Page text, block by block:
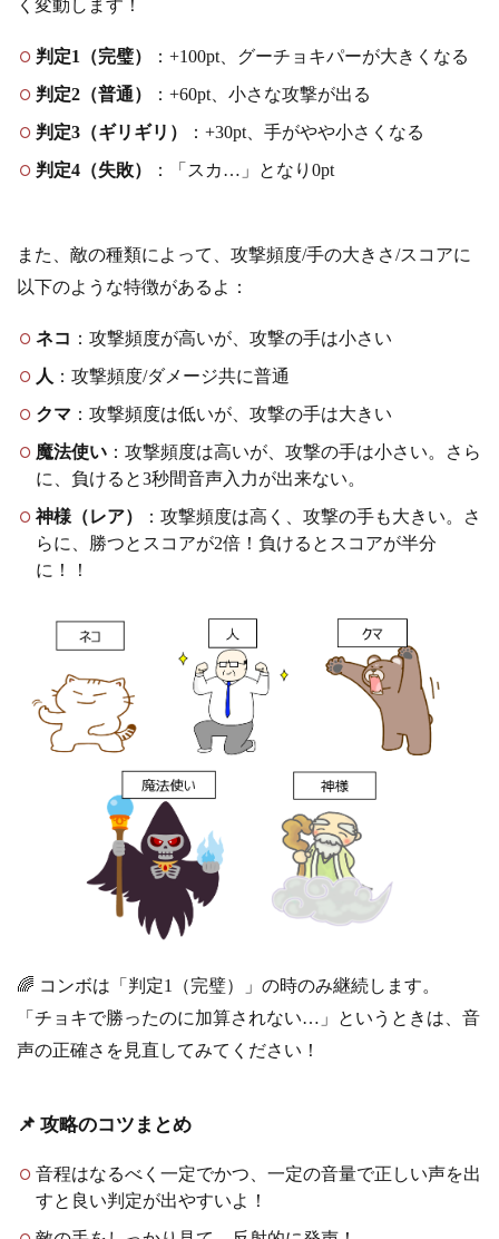
く変動します！
判定1（完璧）
：+100pt、グーチョキパーが大きくなる
判定2（普通）
：+60pt、小さな攻撃が出る
判定3（ギリギリ）
：+30pt、手がやや小さくなる
判定4（失敗）
：「スカ…」となり0pt
また、敵の種類によって、攻撃頻度/手の大きさ/スコアに
以下のような特徴があるよ：
ネコ ：攻撃頻度が高いが、攻撃の手は小さい
人 ：攻撃頻度/ダメージ共に普通
クマ ：攻撃頻度は低いが、攻撃の手は大きい
魔法使い ：攻撃頻度は高いが、攻撃の手は小さい。さら
に、負けると3秒間音声入力が出来ない。
神様（レア）
：攻撃頻度は高く、攻撃の手も大きい。さ
らに、勝つとスコアが2倍！負けるとスコアが半分
に！！
🌈 コンボは「判定1（完璧）」の時のみ継続します。
「チョキで勝ったのに加算されない…」というときは、音
声の正確さを見直してみてください！
📌 攻略のコツまとめ
音程はなるべく一定でかつ、一定の音量で正しい声を出
すと良い判定が出やすいよ！